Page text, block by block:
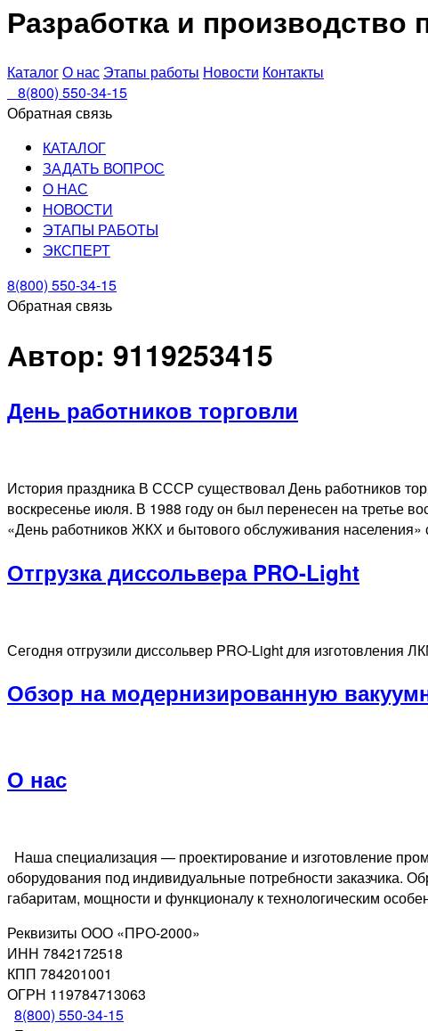
Разработка и
КаталогО нас Этапы работы Новости Контакты
8(800) 550-34-15
Обратная связь
КАТАЛОГ
ЗАДАТЬ ВОПРОС
О НАС
НОВОСТИ
ЭТАПЫ РАБОТЫ
ЭКСПЕРТ
8(800) 550-34-15
Обратная связь
Автор: 9119253415
День работников торговли
История праздника В СССР существовал День работников
воскресенье июля. В 1988 году он был перенесен на третье
«День работников ЖКХ и бытового обслуживания
Отгрузка диссольвера PRO-Light
Сегодня отгрузили диссольвер PRO-Light для изготовления
Обзор на модернизированную
О нас
Наша специализация — проектирование и изготовление
оборудования под индивидуальные потребности заказчика.
габаритам, мощности и функционалу к технологическим
Реквизиты ООО «ПРО-2000»
ИНН 7842172518
КПП 784201001
ОГРН 119784713063
8(800) 550-34-15